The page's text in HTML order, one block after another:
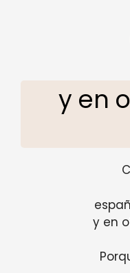
y en
y en